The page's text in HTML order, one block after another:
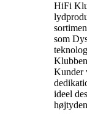
HiFi
som
Kunder
ideel